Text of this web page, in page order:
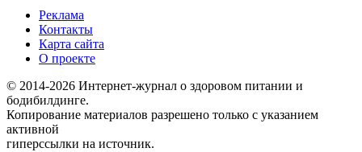
Реклама
Контакты
Карта сайта
О проекте
© 2014-2026 Интернет-журнал о здоровом питании и
бодибилдинге.
Копирование материалов разрешено только с указанием
активной
гиперссылки на источник.